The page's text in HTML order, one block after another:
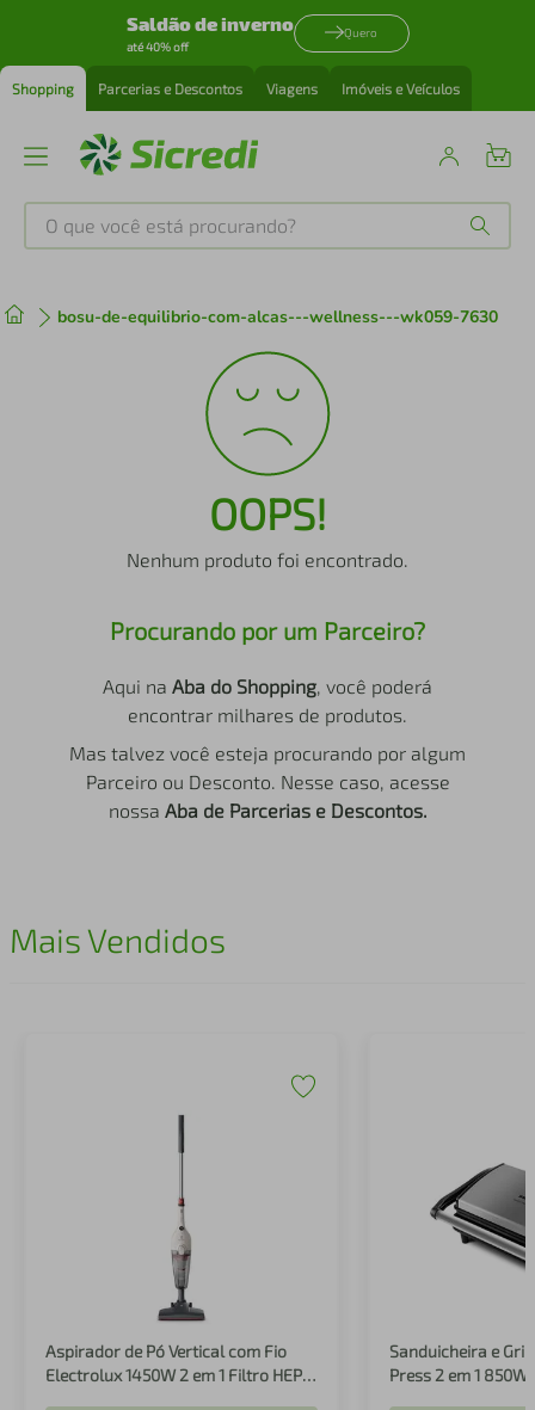
Saldão de inverno
até 40% off
Quero
Shopping Parcerias e Descontos Viagens Imóveis e Veículos
O que você está procurando?
bosu-de-equilibrio-com-alcas---wellness---wk059-7630
OOPS!
Nenhum produto foi encontrado.
Procurando por um Parceiro?
Aqui na Aba do Shopping, você poderá
encontrar milhares de produtos.
Mas talvez você esteja procurando por algum
Parceiro ou Desconto. Nesse caso, acesse
nossa Aba de Parcerias e Descontos.
Mais Vendidos
Aspirador de Pó Vertical com Fio
Electrolux 1450W 2 em 1 Filtro HEPA
Sanduicheira e
Press 2 em 1 850W